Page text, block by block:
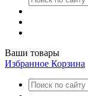
Ваши товары
Избранное Корзина